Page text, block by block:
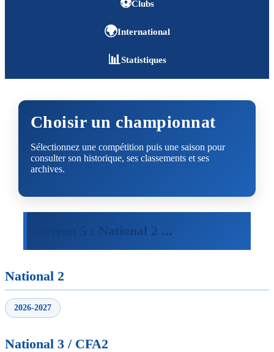
⚽Clubs
🌍International
📊Statistiques
Choisir un championnat
Sélectionnez une compétition puis une saison pour
consulter son historique, ses classements et ses
archives.
Niveau 5 : National 2 ...
National 2
2026-2027
National 3 / CFA2